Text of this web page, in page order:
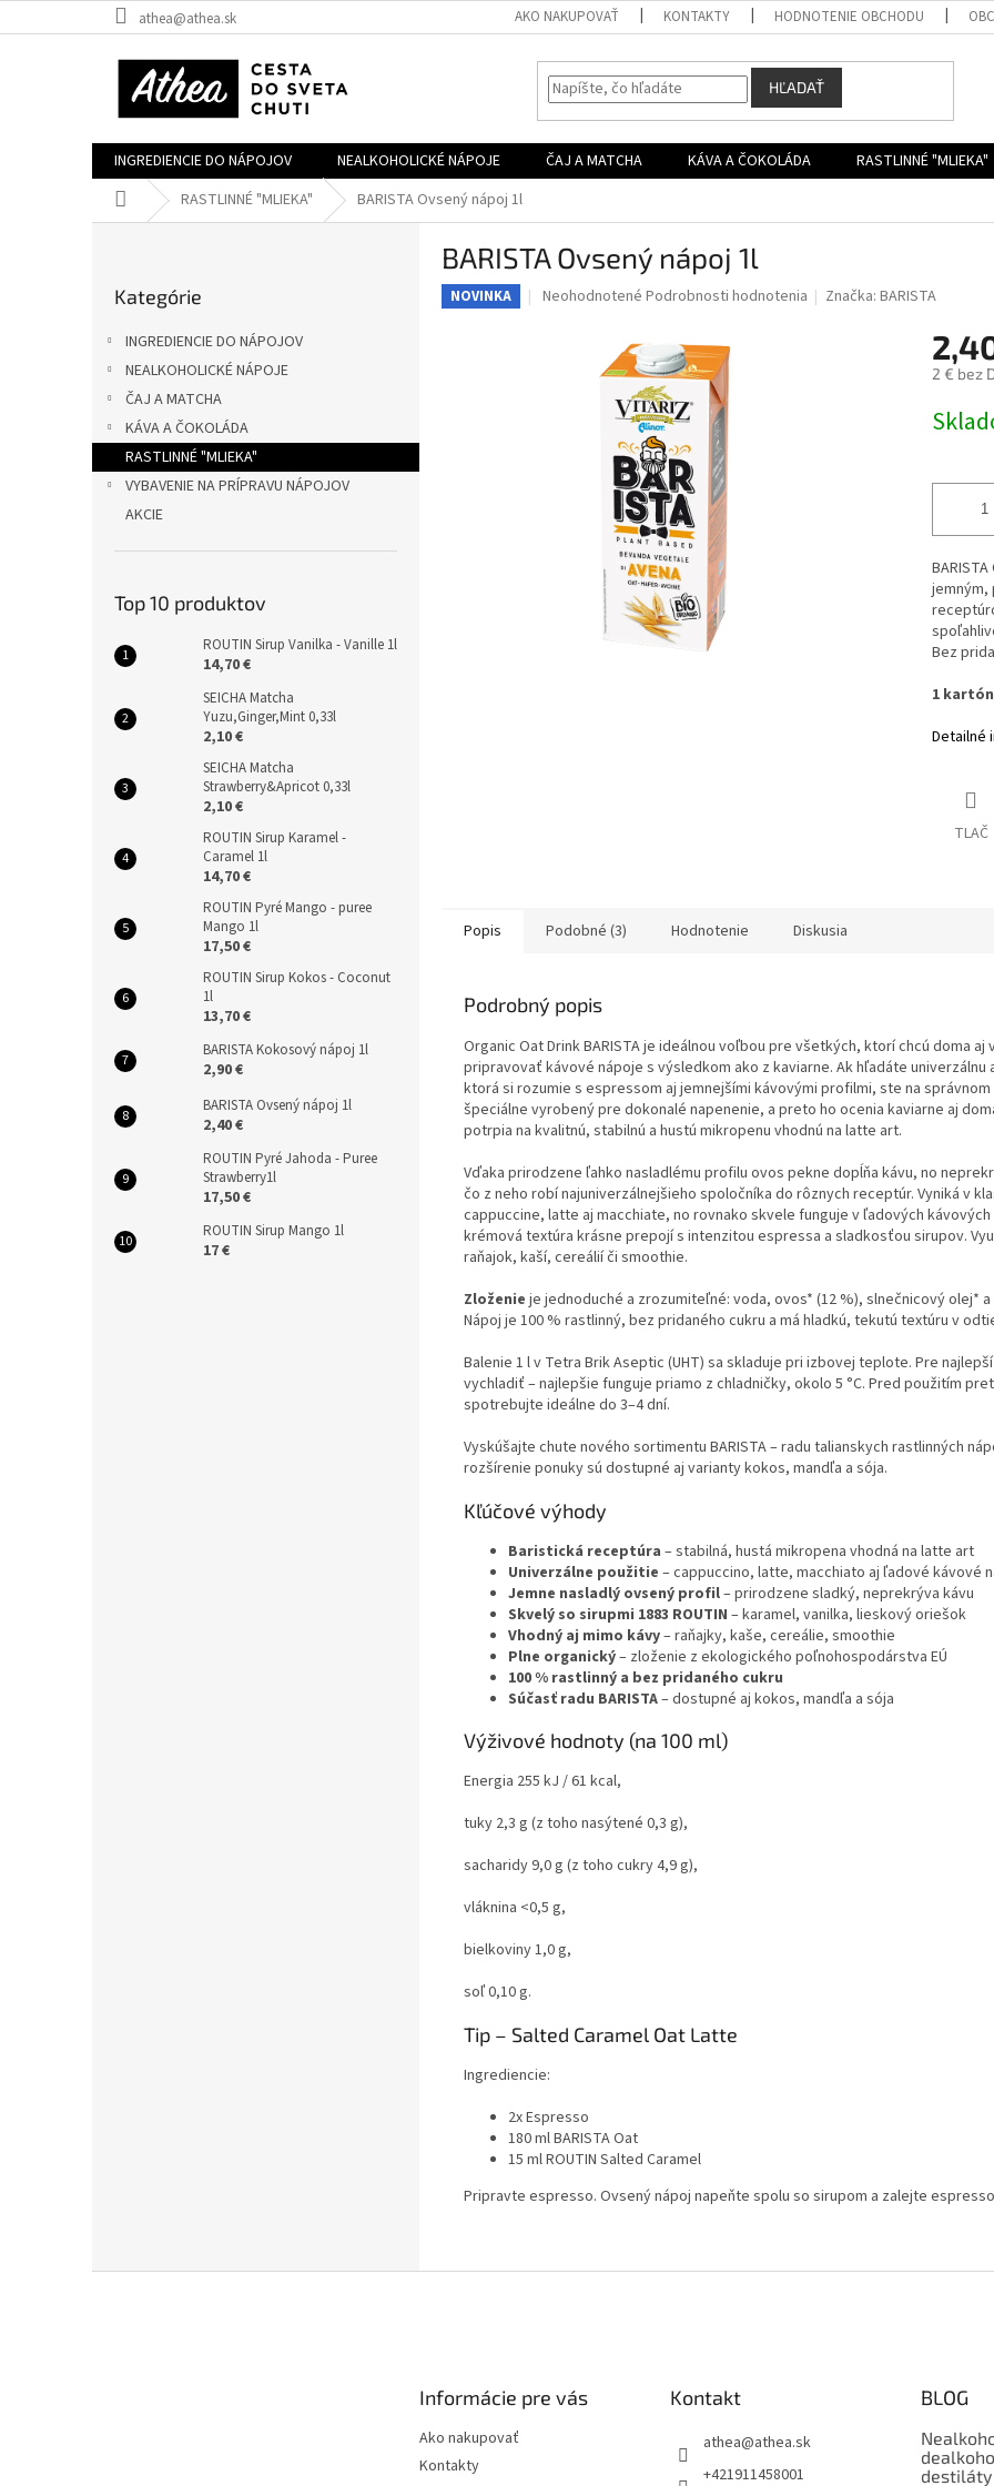
na
athea@athea.sk AKO NAKUPOVAŤ KONTAKTY HODNOTENIE OBCHODU
HĽADAŤ
INGREDIENCIE DO NÁPOJOV NEALKOHOLICKÉ NÁPOJE ČAJ A MATCHA KÁVA A ČOKOLÁDA RASTLINNÉ "MLIEKA"
DomovRASTLINNÉ "MLIEKA" BARISTA Ovsený nápoj 1l
kategórie
Kategórie
INGREDIENCIE DO NÁPOJOV
NEALKOHOLICKÉ NÁPOJE
ČAJ A MATCHA
KÁVA A ČOKOLÁDA
RASTLINNÉ "MLIEKA"
VYBAVENIE NA PRÍPRAVU NÁPOJOV
AKCIE
Top 10 produktov
ROUTIN Sirup Vanilka - Vanille 1l
14,70 €
SEICHA Matcha
Yuzu,Ginger,Mint 0,33l
2,10 €
SEICHA Matcha
Strawberry&Apricot 0,33l
2,10 €
ROUTIN Sirup Karamel -
Caramel 1l
14,70 €
ROUTIN Pyré Mango - puree
Mango 1l
17,50 €
ROUTIN Sirup Kokos - Coconut
1l
13,70 €
BARISTA Kokosový nápoj 1l
2,90 €
BARISTA Ovsený nápoj 1l
2,40 €
ROUTIN Pyré Jahoda - Puree
Strawberry1l
17,50 €
ROUTIN Sirup Mango 1l
17 €
BARISTA Ovsený nápoj 1l
NOVINKA
Priemerné
hviezdičiek.
Neohodnotené Podrobnosti hodnotenia Značka:BARISTA
2 € bez
cena:
jemným,
Bez
1 kartón
Detailné
TLAČ
Popis Podobné (3) Hodnotenie Diskusia
Podrobný popis
Organic Oat Drink BARISTA je ideálnou voľbou pre všetkých, ktorí chcú doma aj
pripravovať kávové nápoje s výsledkom ako z kaviarne. Ak hľadáte univerzálnu
ktorá si rozumie s espressom aj jemnejšími kávovými profilmi, ste na správnom
špeciálne vyrobený pre dokonalé napenenie, a preto ho ocenia kaviarne aj
potrpia na kvalitnú, stabilnú a hustú mikropenu vhodnú na latte art.
Vďaka prirodzene ľahko nasladlému profilu ovos pekne dopĺňa kávu, no
čo z neho robí najuniverzálnejšieho spoločníka do rôznych receptúr. Vyniká v
cappuccine, latte aj macchiate, no rovnako skvele funguje v ľadových
krémová textúra krásne prepojí s intenzitou espressa a sladkosťou sirupov.
raňajok, kaší, cereálií či smoothie.
Zloženie je jednoduché a zrozumiteľné: voda, ovos* (12 %), slnečnicový olej*
Nápoj je 100 % rastlinný, bez pridaného cukru a má hladkú, tekutú textúru v
Balenie 1 l v Tetra Brik Aseptic (UHT) sa skladuje pri izbovej teplote. Pre
vychladiť – najlepšie funguje priamo z chladničky, okolo 5 °C. Pred použitím
spotrebujte ideálne do 3–4 dní.
Vyskúšajte chute nového sortimentu BARISTA – radu talianskych rastlinných
rozšírenie ponuky sú dostupné aj varianty kokos, mandľa a sója.
Kľúčové výhody
Baristická receptúra – stabilná, hustá mikropena vhodná na latte art
Univerzálne použitie – cappuccino, latte, macchiato aj ľadové kávové
Jemne nasladlý ovsený profil– prirodzene sladký, neprekrýva kávu
Skvelý so sirupmi 1883 ROUTIN – karamel, vanilka, lieskový oriešok
Vhodný aj mimo kávy– raňajky, kaše, cereálie, smoothie
Plne organický– zloženie z ekologického poľnohospodárstva EÚ
100 % rastlinný a bez pridaného cukru
Súčasť radu BARISTA– dostupné aj kokos, mandľa a sója
Výživové hodnoty (na 100 ml)
Energia 255 kJ / 61 kcal,
tuky 2,3 g (z toho nasýtené 0,3 g),
sacharidy 9,0 g (z toho cukry 4,9 g),
vláknina <0,5 g,
bielkoviny 1,0 g,
soľ 0,10 g.
Tip – Salted Caramel Oat Latte
Ingrediencie:
2x Espresso
180 ml BARISTA Oat
15 ml ROUTIN Salted Caramel
Pripravte espresso. Ovsený nápoj napeňte spolu so sirupom a zalejte
Informácie pre vás
Ako nakupovať
Kontakty
Kontakt
athea@athea.sk
+421911458001
BLOG
destiláty